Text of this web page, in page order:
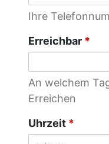
Ihre
Erreichbar *
An welchem
Erreichen
Uhrzeit *